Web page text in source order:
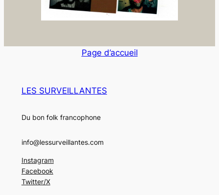
Page d’accueil
LES SURVEILLANTES
Du bon folk francophone
info@lessurveillantes.com
Instagram
Facebook
Twitter/X